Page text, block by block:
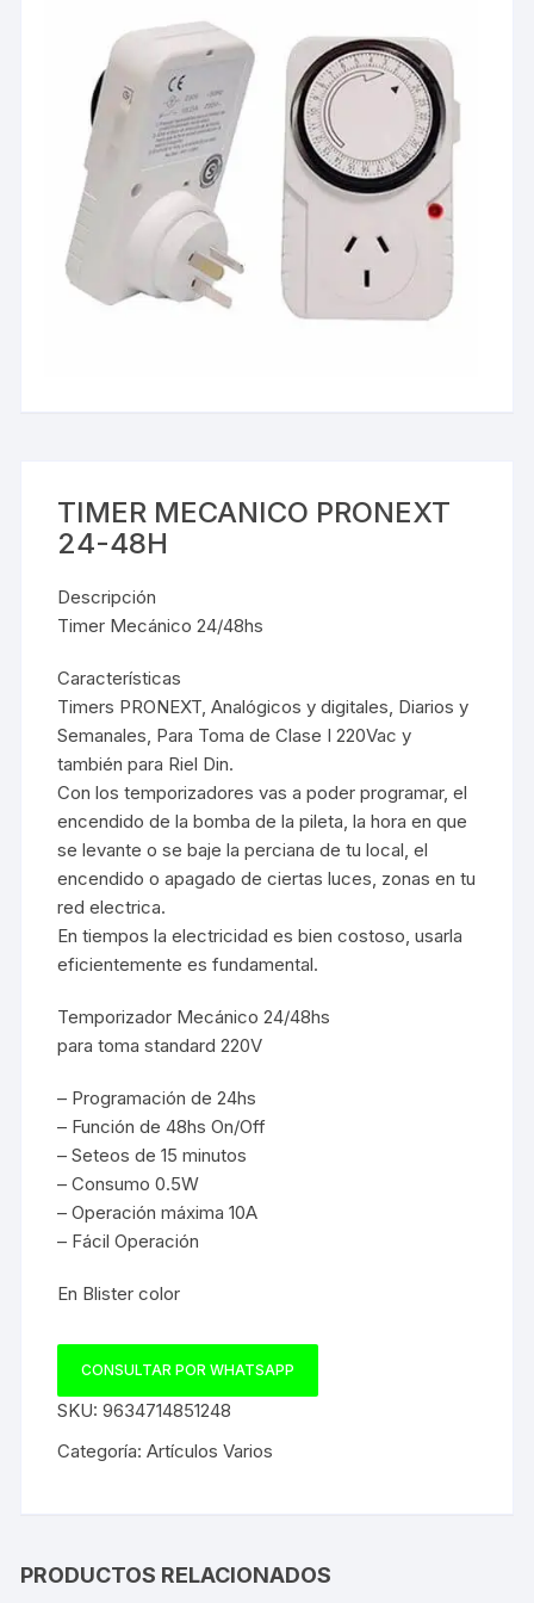
TIMER MECANICO PRONEXT
24-48H
Descripción
Timer Mecánico 24/48hs
Caracterí­sticas
Timers PRONEXT, Analógicos y digitales, Diarios y
Semanales, Para Toma de Clase I 220Vac y
también para Riel Din.
Con los temporizadores vas a poder programar, el
encendido de la bomba de la pileta, la hora en que
se levante o se baje la perciana de tu local, el
encendido o apagado de ciertas luces, zonas en tu
red electrica.
En tiempos la electricidad es bien costoso, usarla
eficientemente es fundamental.
Temporizador Mecánico 24/48hs
para toma standard 220V
– Programación de 24hs
– Función de 48hs On/Off
– Seteos de 15 minutos
– Consumo 0.5W
– Operación máxima 10A
– Fácil Operación
En Blister color
CONSULTAR POR WHATSAPP
SKU:9634714851248
Categoría:Artículos Varios
PRODUCTOS RELACIONADOS